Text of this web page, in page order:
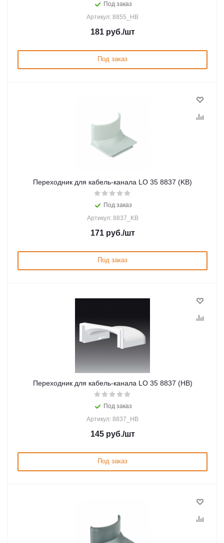
Под заказ
Артикул: 8855_HB
181руб./шт
Под заказ
Переходник для кабель-канала LO 35 8837 (KB)
Под заказ
Артикул: 8837_KB
171руб./шт
Под заказ
Переходник для кабель-канала LO 35 8837 (HB)
Под заказ
Артикул: 8837_HB
145руб./шт
Под заказ